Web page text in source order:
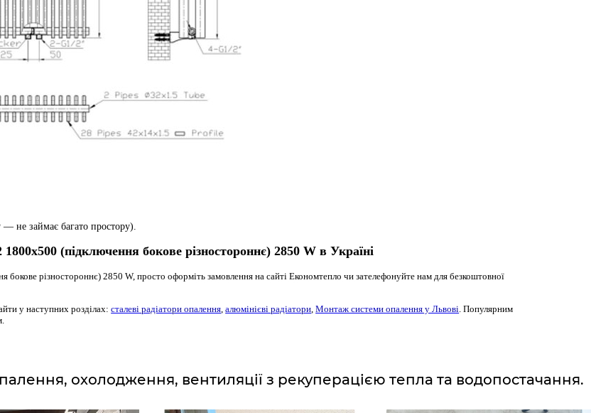
не займає багато простору).
(підключення бокове різностороннє) 2850 W в Україні
різностороннє) 2850 W, просто оформіть замовлення на сайті Економтепло чи зателефонуйте нам для безкоштовної
у наступних розділах:сталеві радіатори опалення,алюмінієві радіатори,Монтаж системи опалення у Львові. Популярним
охолодження, вентиляції з рекуперацією тепла та водопостачання.